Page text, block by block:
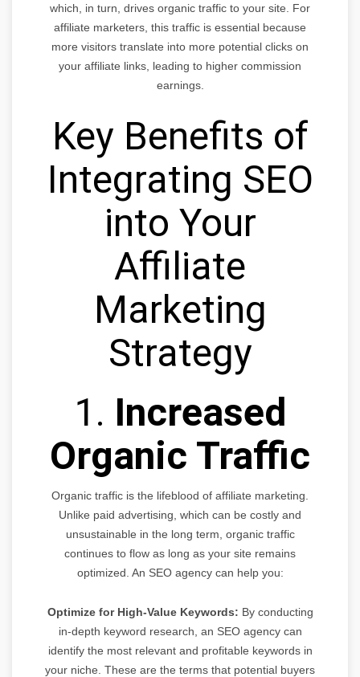
which, in turn, drives organic traffic to your site. For
affiliate marketers, this traffic is essential because
more visitors translate into more potential clicks on
your affiliate links, leading to higher commission
earnings.
Key Benefits of
Integrating SEO
into Your
Affiliate
Marketing
Strategy
1. Increased
Organic Traffic
Organic traffic is the lifeblood of affiliate marketing.
Unlike paid advertising, which can be costly and
unsustainable in the long term, organic traffic
continues to flow as long as your site remains
optimized. An SEO agency can help you:
Optimize for High-Value Keywords: By conducting
in-depth keyword research, an SEO agency can
identify the most relevant and profitable keywords in
your niche. These are the terms that potential buyers